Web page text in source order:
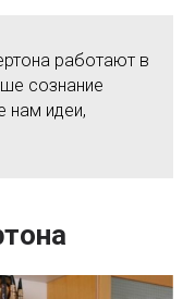
работают в
сознание
нам идеи,